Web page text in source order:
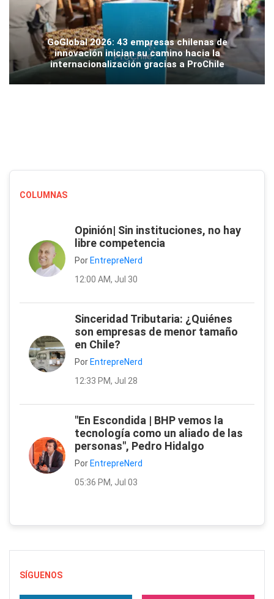
GoGlobal 2026: 43 empresas chilenas de
innovación inician su camino hacia la
internacionalización gracias a ProChile
COLUMNAS
Opinión| Sin instituciones, no hay
libre competencia
Por EntrepreNerd
12:00 AM, Jul 30
Sinceridad Tributaria: ¿Quiénes
son empresas de menor tamaño
en Chile?
Por EntrepreNerd
12:33 PM, Jul 28
"En Escondida | BHP vemos la
tecnología como un aliado de las
personas", Pedro Hidalgo
Por EntrepreNerd
05:36 PM, Jul 03
SÍGUENOS